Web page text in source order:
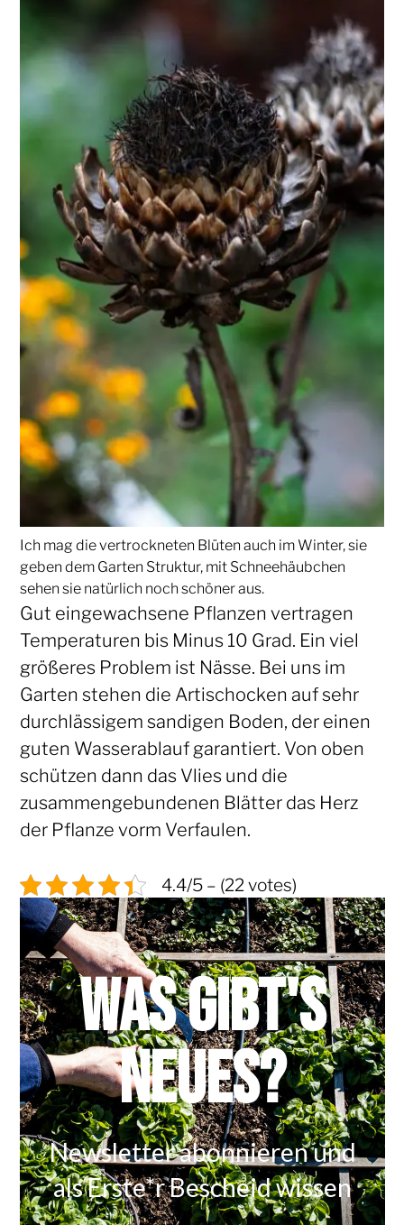
Ich mag die vertrockneten Blüten auch im Winter, sie
geben dem Garten Struktur, mit Schneehäubchen
sehen sie natürlich noch schöner aus.
Gut eingewachsene Pflanzen vertragen
Temperaturen bis Minus 10 Grad. Ein viel
größeres Problem ist Nässe. Bei uns im
Garten stehen die Artischocken auf sehr
durchlässigem sandigen Boden, der einen
guten Wasserablauf garantiert. Von oben
schützen dann das Vlies und die
zusammengebundenen Blätter das Herz
der Pflanze vorm Verfaulen.
4.4/5 – (22 votes)